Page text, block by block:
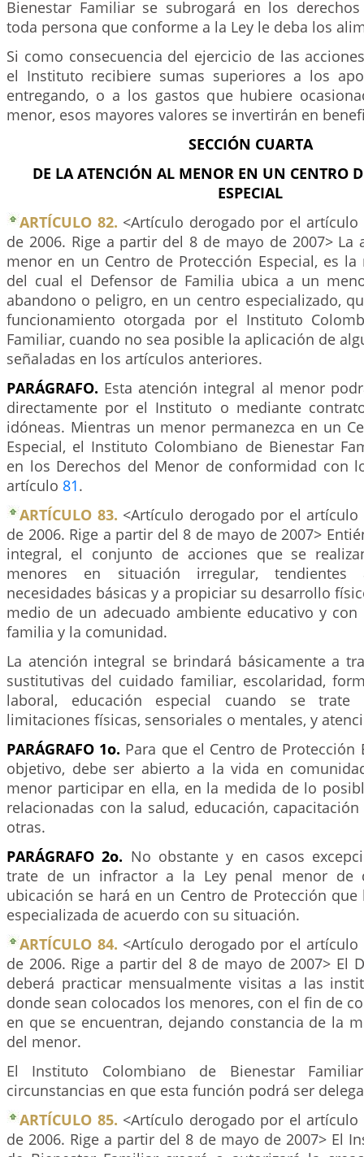
Bienestar Familiar se subrogará en los
toda persona que conforme a la Ley le deba los
Si como consecuencia del ejercicio de las
el Instituto recibiere sumas superiores a los
entregando, o a los gastos que hubiere
menor, esos mayores valores se invertirán en
SECCIÓN CUARTA
DE LA ATENCIÓN AL MENOR EN UN CENTRO
ESPECIAL
ARTÍCULO 82. <Artículo derogado por el artículo
de 2006. Rige a partir del 8 de mayo de 2007> La
menor en un Centro de Protección Especial, es
del cual el Defensor de Familia ubica a un
abandono o peligro, en un centro especializado,
funcionamiento otorgada por el Instituto
Familiar, cuando no sea posible la aplicación de
señaladas en los artículos anteriores.
PARÁGRAFO. Esta atención integral al menor
directamente por el Instituto o mediante
idóneas. Mientras un menor permanezca en un
Especial, el Instituto Colombiano de Bienestar
en los Derechos del Menor de conformidad con
artículo 81.
ARTÍCULO 83. <Artículo derogado por el artículo
de 2006. Rige a partir del 8 de mayo de 2007>
integral, el conjunto de acciones que se
menores en situación irregular,
necesidades básicas y a propiciar su desarrollo
medio de un adecuado ambiente educativo y
familia y la comunidad.
La atención integral se brindará básicamente a
sustitutivas del cuidado familiar, escolaridad,
laboral, educación especial cuando se
limitaciones físicas, sensoriales o mentales, y
PARÁGRAFO 1o. Para que el Centro de Protección
objetivo, debe ser abierto a la vida en
menor participar en ella, en la medida de lo
relacionadas con la salud, educación,
otras.
PARÁGRAFO 2o. No obstante y en casos
trate de un infractor a la Ley penal menor de
ubicación se hará en un Centro de Protección que
especializada de acuerdo con su situación.
ARTÍCULO 84. <Artículo derogado por el artículo
de 2006. Rige a partir del 8 de mayo de 2007> El
deberá practicar mensualmente visitas a las
donde sean colocados los menores, con el fin de
en que se encuentran, dejando constancia de la
del menor.
El Instituto Colombiano de Bienestar
circunstancias en que esta función podrá ser
ARTÍCULO 85. <Artículo derogado por el artículo
de 2006. Rige a partir del 8 de mayo de 2007> El